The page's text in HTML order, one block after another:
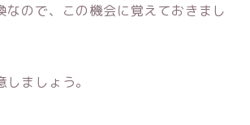
なので、この機会に覚えておきまし
ましょう。